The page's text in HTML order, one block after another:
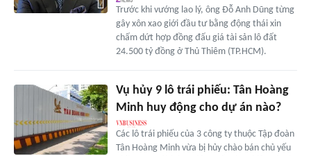
Trước khi vướng lao lý, ông Đỗ Anh Dũng từng
gây xôn xao giới đầu tư bằng động thái xin
chấm dứt hợp đồng đấu giá tài sản lô đất
24.500 tỷ đồng ở Thủ Thiêm (TP.HCM).
Vụ hủy 9 lô trái phiếu: Tân Hoàng
Minh huy động cho dự án nào?
Các lô trái phiếu của 3 công ty thuộc Tập đoàn
Tân Hoàng Minh vừa bị hủy chào bán chủ yếu